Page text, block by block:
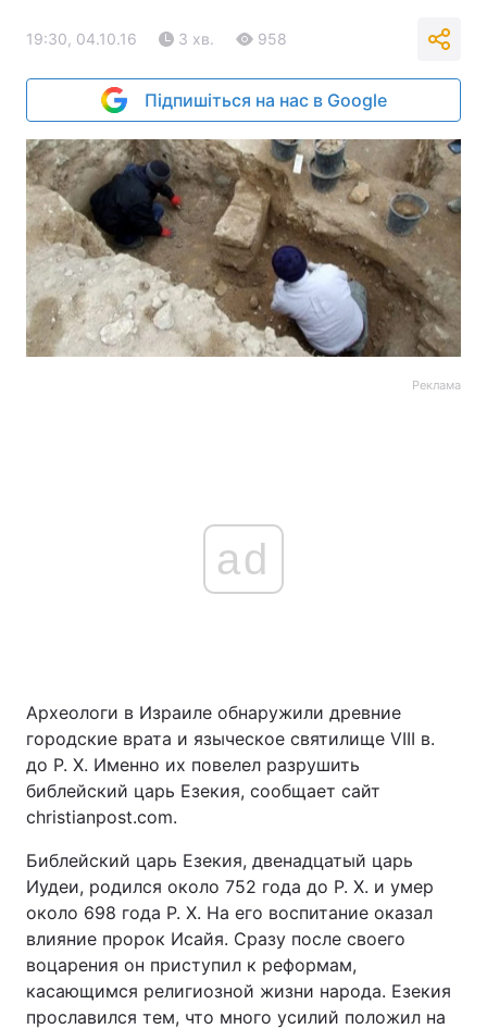
19:30, 04.10.16 3 хв. 958
Підпишіться на нас в Google
Реклама
ad
Археологи в Израиле обнаружили древние
городские врата и языческое святилище VIII в.
до Р. Х. Именно их повелел разрушить
библейский царь Езекия, сообщает сайт
сhristianpost.com.
Библейский царь Езекия, двенадцатый царь
Иудеи, родился около 752 года до Р. Х. и умер
около 698 года Р. Х. На его воспитание оказал
влияние пророк Исайя. Сразу после своего
воцарения он приступил к реформам,
касающимся религиозной жизни народа. Езекия
прославился тем, что много усилий положил на